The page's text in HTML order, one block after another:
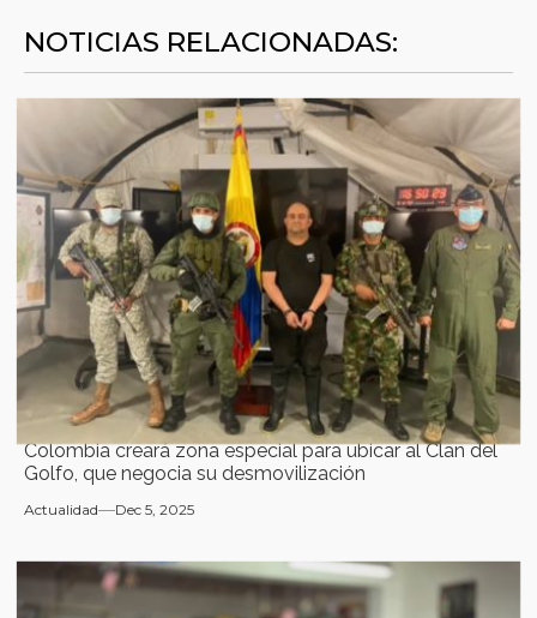
NOTICIAS RELACIONADAS:
Colombia creará zona especial para ubicar al Clan del
Golfo, que negocia su desmovilización
Actualidad Dec 5, 2025